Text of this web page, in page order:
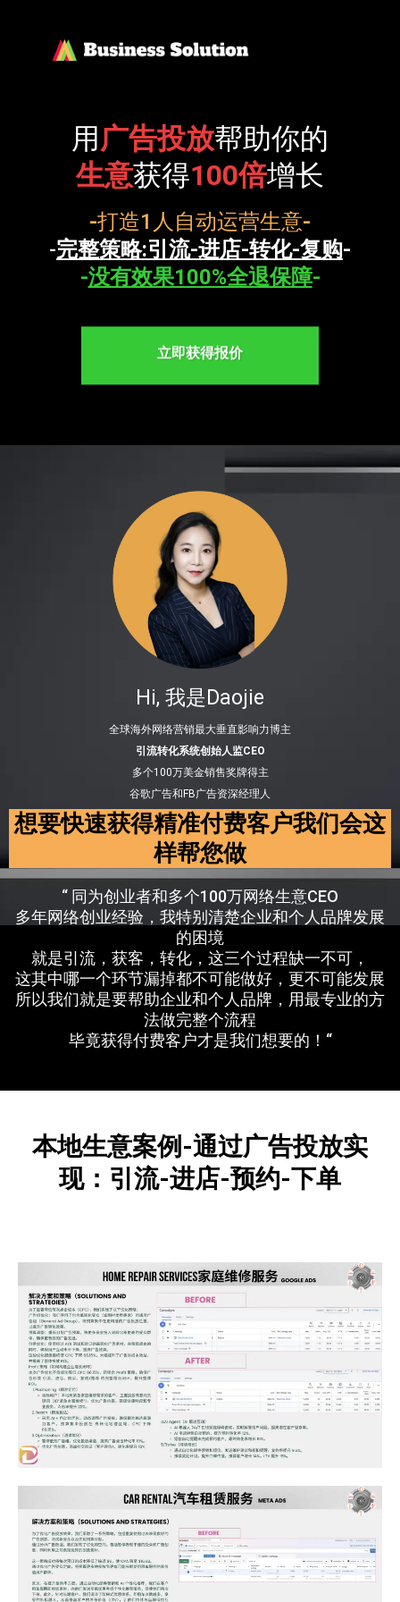
用广告投放帮助你的
生意获得100倍增长
-打造1人自动运营生意-
-完整策略:引流-进店-转化-复购-
-没有效果100%全退保障-
Hi, 我是Daojie
全球海外网络营销最大垂直影响力博主
引流转化系统创始人监CEO
多个100万美金销售奖牌得主
谷歌广告和FB广告资深经理人
想要快速获得精准付费客户我们会这
样帮您做
“ 同为创业者和多个100万网络生意CEO
多年网络创业经验，我特别清楚企业和个人品牌发展
的困境
就是引流，获客，转化，这三个过程缺一不可，
这其中哪一个环节漏掉都不可能做好，更不可能发展
所以我们就是要帮助企业和个人品牌，用最专业的方
法做完整个流程
毕竟获得付费客户才是我们想要的！“
本地生意案例-通过广告投放实
现：引流-进店-预约-下单